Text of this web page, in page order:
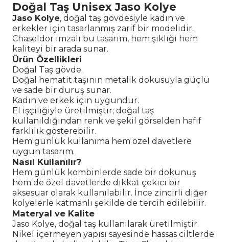
Doğal Taş Unisex Jaso Kolye
Jaso Kolye, doğal taş gövdesiyle kadın ve
erkekler için tasarlanmış zarif bir modelidir.
Chaseldor imzalı bu tasarım, hem şıklığı hem
kaliteyi bir arada sunar.
Ürün Özellikleri
Doğal Taş gövde.
Doğal hematit taşının metalik dokusuyla güçlü
ve sade bir duruş sunar.
Kadın ve erkek için uygundur.
El işçiliğiyle üretilmiştir; doğal taş
kullanıldığından renk ve şekil görselden hafif
farklılık gösterebilir.
Hem günlük kullanıma hem özel davetlere
uygun tasarım.
Nasıl Kullanılır?
Hem günlük kombinlerde sade bir dokunuş
hem de özel davetlerde dikkat çekici bir
aksesuar olarak kullanılabilir. İnce zincirli diğer
kolyelerle katmanlı şekilde de tercih edilebilir.
Materyal ve Kalite
Jaso Kolye, doğal taş kullanılarak üretilmiştir.
Nikel içermeyen yapısı sayesinde hassas ciltlerde